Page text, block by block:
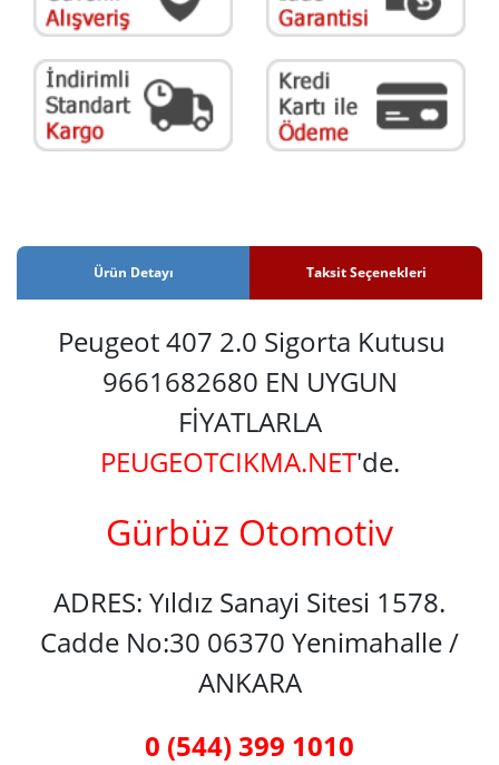
Ürün Detayı Taksit Seçenekleri
Peugeot 407 2.0 Sigorta Kutusu
9661682680 EN UYGUN
FİYATLARLA
PEUGEOTCIKMA.NET'de.
Gürbüz Otomotiv
ADRES: Yıldız Sanayi Sitesi 1578.
Cadde No:30 06370 Yenimahalle /
ANKARA
0 (544) 399 1010